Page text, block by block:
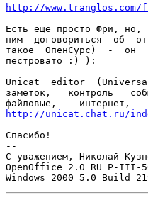
http://www.tranglos.com/
Есть ещё просто Фри, но,
ним  договориться  об
такое  ОпенСурс)  -  он
пестровато :) ):
Uniсat  editor
заметок,   контроль
http://unicat.chat.ru/
Спасибо!
--
С уважением, Николай
OpenOffice 2.0 RU P-III-